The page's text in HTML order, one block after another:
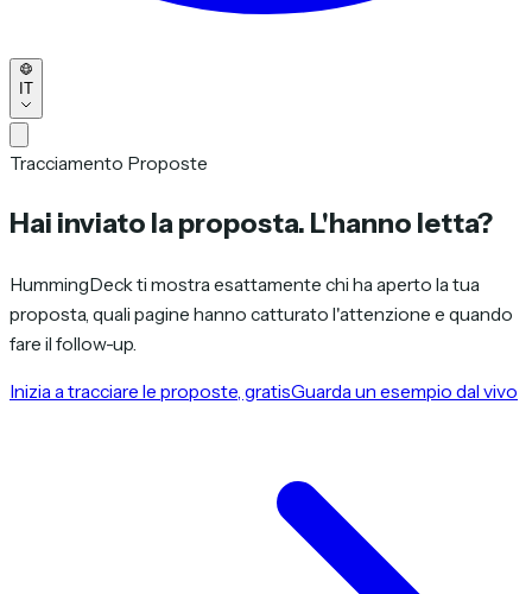
IT
Tracciamento Proposte
Hai inviato la proposta. L'hanno letta?
HummingDeck ti mostra esattamente chi ha aperto la tua
proposta, quali pagine hanno catturato l'attenzione e quando
fare il follow-up.
Inizia a tracciare le proposte, gratisGuarda un esempio dal vivo